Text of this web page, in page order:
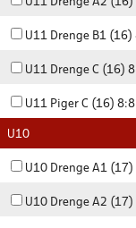
U11 Drenge B1
U11 Drenge C (16)
U11 Piger C (16)
U10
U10 Drenge A1
U10 Drenge A2